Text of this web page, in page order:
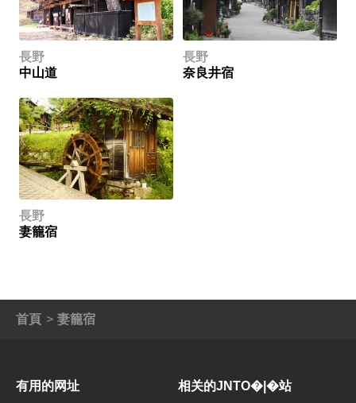
長野
中山道
長野
奈良井宿
長野
妻籠宿
首頁 妻籠宿
有用的网址 相关的JNTO�|�站